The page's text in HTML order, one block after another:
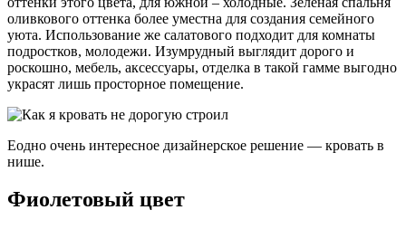
оливкового оттенка более уместна для создания семейного
уюта. Использование же салатового подходит для комнаты
подростков, молодежи. Изумрудный выглядит дорого и
роскошно, мебель, аксессуары, отделка в такой гамме выгодно
украсят лишь просторное помещение.
Еодно очень интересное дизайнерское решение — кровать в
нише.
Фиолетовый цвет